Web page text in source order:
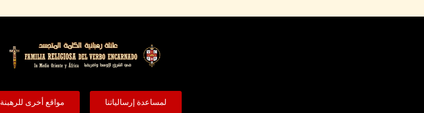
لمساعدة إرسالياتنا مواقع أخرى للرهبنة